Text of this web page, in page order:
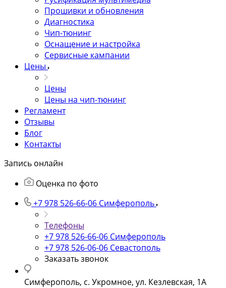
Прошивки и обновления
Диагностика
Чип-тюнинг
Оснащение и настройка
Сервисные кампании
Цены
Цены
Цены на чип-тюнинг
Регламент
Отзывы
Блог
Контакты
Запись онлайн
Оценка по фото
+7 978 526-66-06 Симферополь
Телефоны
+7 978 526-66-06 Симферополь
+7 978 526-06-06 Севастополь
Заказать звонок
Симферополь, с. Укромное, ул. Кезлевская, 1А